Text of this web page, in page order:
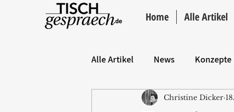
Home Alle Artikel
Alle Artikel News Konzepte
Hintergrund ANZEIGE
Christine Dicker